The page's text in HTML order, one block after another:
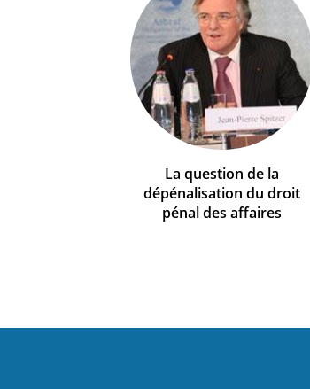
La question de la
dépénalisation du droit
pénal des affaires